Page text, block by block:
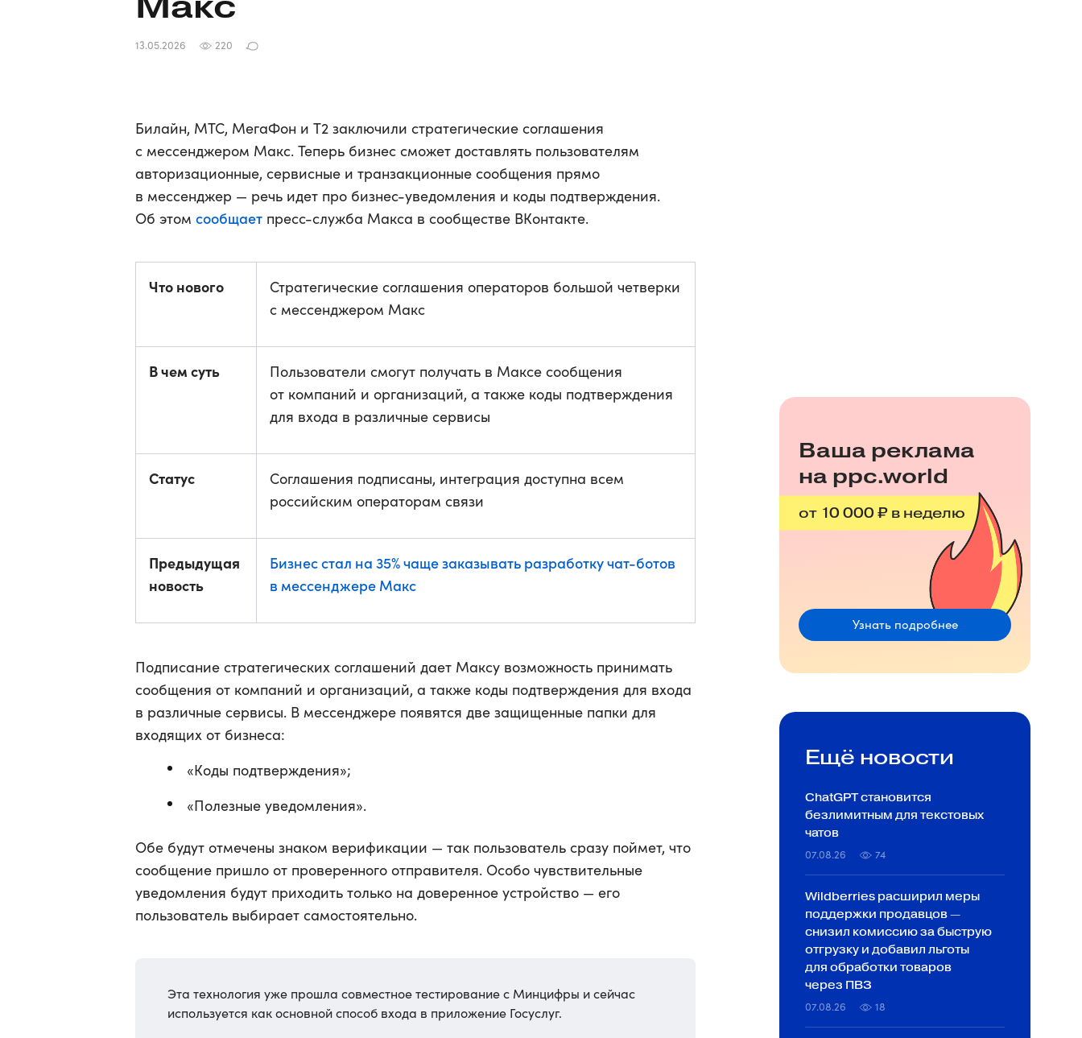
13.05.2026 220
Билайн, МТС, МегаФон и Т2 заключили стратегические соглашения
с мессенджером Макс. Теперь бизнес сможет доставлять пользователям
авторизационные, сервисные и транзакционные сообщения прямо
в мессенджер — речь идет про бизнес-уведомления и коды подтверждения.
Об этом сообщает пресс-служба Макса в сообществе ВКонтакте.
Что нового
Стратегические соглашения операторов большой четверки
с мессенджером Макс
В чем суть
Пользователи смогут получать в Максе сообщения
от компаний и организаций, а также коды подтверждения
для входа в различные сервисы
Статус
Соглашения подписаны, интеграция доступна всем
российским операторам связи
Предыдущая
новость
Бизнес стал на 35% чаще заказывать разработку чат-ботов
в мессенджере Макс
Подписание стратегических соглашений дает Максу возможность принимать
сообщения от компаний и организаций, а также коды подтверждения для входа
в различные сервисы. В мессенджере появятся две защищенные папки для
входящих от бизнеса:
«Коды подтверждения»;
«Полезные уведомления».
Обе будут отмечены знаком верификации — так пользователь сразу поймет, что
сообщение пришло от проверенного отправителя. Особо чувствительные
уведомления будут приходить только на доверенное устройство — его
пользователь выбирает самостоятельно.
Эта технология уже прошла совместное тестирование с Минцифры и сейчас
используется как основной способ входа в приложение Госуслуг.
Ваша реклама
на ppc.world
от 10 000 ₽ в неделю
Узнать подробнее
Ещё новости
ChatGPT становится
безлимитным для текстовых
чатов
07.08.26 74
Wildberries расширил меры
поддержки продавцов —
снизил комиссию за быструю
отгрузку и добавил льготы
для обработки товаров
через ПВЗ
07.08.26 18